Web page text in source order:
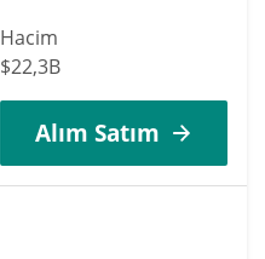
Hacim
$22,3B
Alım Satım